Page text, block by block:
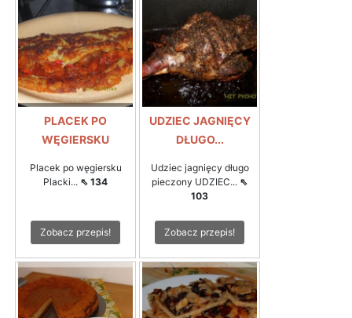
PLACEK PO
WĘGIERSKU
Placek po węgiersku
Placki... ⇖ 134
Zobacz przepis!
UDZIEC JAGNIĘCY
DŁUGO...
Udziec jagnięcy długo
pieczony UDZIEC... ⇖
103
Zobacz przepis!